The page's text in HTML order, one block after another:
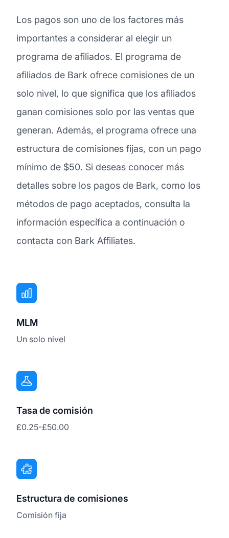
Los pagos son uno de los factores más
importantes a considerar al elegir un
programa de afiliados. El programa de
afiliados de Bark ofrece comisiones de un
solo nivel, lo que significa que los afiliados
ganan comisiones solo por las ventas que
generan. Además, el programa ofrece una
estructura de comisiones fijas, con un pago
mínimo de $50. Si deseas conocer más
detalles sobre los pagos de Bark, como los
métodos de pago aceptados, consulta la
información específica a continuación o
contacta con Bark Affiliates.
MLM
Un solo nivel
Tasa de comisión
£0.25-£50.00
Estructura de comisiones
Comisión fija